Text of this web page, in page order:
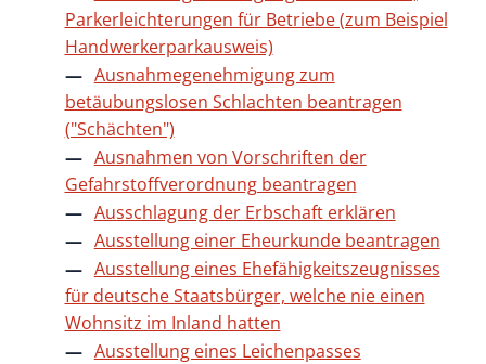
Parkerleichterungen für Betriebe (zum Beispiel
Handwerkerparkausweis)
Ausnahmegenehmigung zum
betäubungslosen Schlachten beantragen
("Schächten")
Ausnahmen von Vorschriften der
Gefahrstoffverordnung beantragen
Ausschlagung der Erbschaft erklären
Ausstellung einer Eheurkunde beantragen
Ausstellung eines Ehefähigkeitszeugnisses
für deutsche Staatsbürger, welche nie einen
Wohnsitz im Inland hatten
Ausstellung eines Leichenpasses